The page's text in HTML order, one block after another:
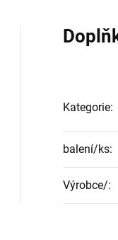
Kategorie:
balení/ks:
Výrobce/: